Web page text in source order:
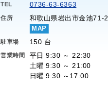
TEL 0736-63-6363
住所 和歌山県岩出市金池71-2
MAP
駐車場 150 台
営業時間
平日 9:30 ～ 22:30
土曜 9:30 ～ 21:00
日曜 9:30 ～17:00